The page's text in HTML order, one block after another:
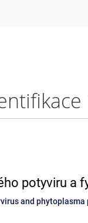
potyviru a
and phytoplasma